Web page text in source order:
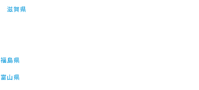
滋賀県
福島県
富山県